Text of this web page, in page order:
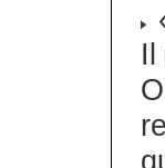
Il